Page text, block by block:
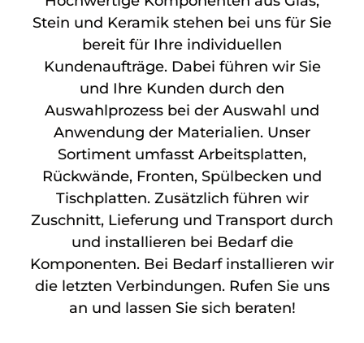
Stein und Keramik stehen bei uns für Sie
bereit für Ihre individuellen
Kundenaufträge. Dabei führen wir Sie
und Ihre Kunden durch den
Auswahlprozess bei der Auswahl und
Anwendung der Materialien. Unser
Sortiment umfasst Arbeitsplatten,
Rückwände, Fronten, Spülbecken und
Tischplatten. Zusätzlich führen wir
Zuschnitt, Lieferung und Transport durch
und installieren bei Bedarf die
Komponenten. Bei Bedarf installieren wir
die letzten Verbindungen. Rufen Sie uns
an und lassen Sie sich beraten!